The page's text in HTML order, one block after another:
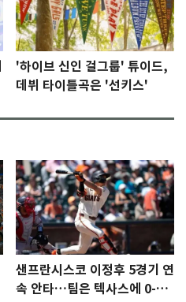
'하이브 신인 걸그룹' 튜이드,
데뷔 타이틀곡은 '선키스'
샌프란시스코 이정후 5경기 연
속 안타…팀은 텍사스에 0-6